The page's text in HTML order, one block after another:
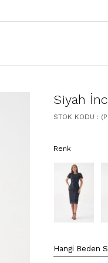
Siyah
STOK KODU
Renk
Hangi Beden